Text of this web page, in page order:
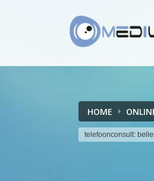
HOME
telefoonconsult: